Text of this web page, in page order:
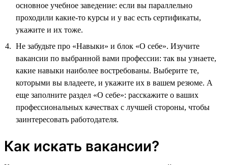
основное учебное заведение: если вы параллельно
проходили какие-то курсы и у вас есть сертификаты,
укажите и их тоже.
Не забудьте про «Навыки» и блок «О себе». Изучите
вакансии по выбранной вами профессии: так вы узнаете,
какие навыки наиболее востребованы. Выберите те,
которыми вы владеете, и укажите их в вашем резюме. А
еще заполните раздел «О себе»: расскажите о ваших
профессиональных качествах с лучшей стороны, чтобы
заинтересовать работодателя.
Как искать вакансии?